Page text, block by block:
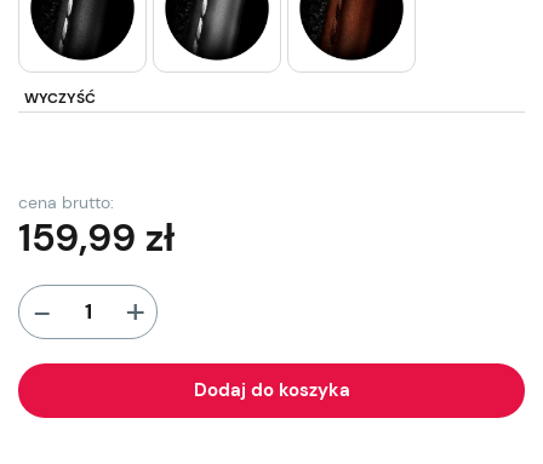
WYCZYŚĆ
cena brutto:
159,99 zł
- +
Dodaj do koszyka